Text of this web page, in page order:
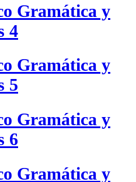
Gramática y
4
Gramática y
5
Gramática y
6
Gramática y